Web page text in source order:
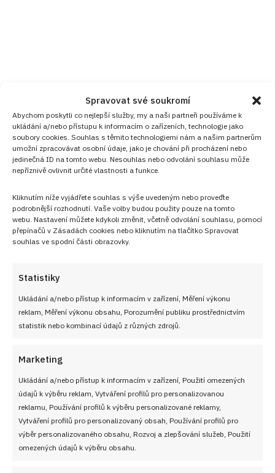
Spravovat své soukromí
Abychom poskytli co nejlepší služby, my a naši partneři používáme k
ukládání a/nebo přístupu k informacím o zařízeních, technologie jako
soubory cookies. Souhlas s těmito technologiemi nám a našim partnerům
umožní zpracovávat osobní údaje, jako je chování při procházení nebo
jedinečná ID na tomto webu. Nesouhlas nebo odvolání souhlasu může
nepříznivě ovlivnit určité vlastnosti a funkce.
Kliknutím níže vyjádřete souhlas s výše uvedeným nebo proveďte
podrobnější rozhodnutí. Vaše volby budou použity pouze na tomto
webu. Nastavení můžete kdykoli změnit, včetně odvolání souhlasu, pomocí
přepínačů v Zásadách cookies nebo kliknutím na tlačítko Spravovat
souhlas ve spodní části obrazovky.
Statistiky
Ukládání a/nebo přístup k informacím v zařízení, Měření výkonu
reklam, Měření výkonu obsahu, Porozumění publiku prostřednictvím
statistik nebo kombinací údajů z různých zdrojů.
Marketing
Ukládání a/nebo přístup k informacím v zařízení, Použití omezených
údajů k výběru reklam, Vytváření profilů pro personalizovanou
reklamu, Používání profilů k výběru personalizované reklamy,
Vytváření profilů pro personalizovaný obsah, Používání profilů pro
výběr personalizovaného obsahu, Rozvoj a zlepšování služeb, Použití
omezených údajů k výběru obsahu.
ANANASOVÉ ŘEZY ANANASOVÝ KOMPOT ČIRÁ ŽELATINA DEZERT
KRUPICOVÝ CUKR MARMELÁDA MLÉKO
MOUČKOVÝ CUKR POLOHRUBÁ MOUKA
VEJCE
Diskuze
Sdílet na FB
G Přidat do Google News